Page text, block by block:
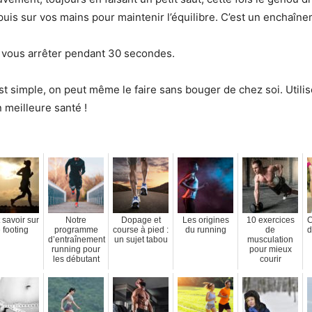
sur vos mains pour maintenir l’équilibre. C’est un
arrêter pendant 30 secondes.
simple, on peut même le faire sans bouger de chez soi.
meilleure santé !
savoir sur
footing
Notre
programme
d’entraînement
running pour
les débutant
Dopage et
course à pied :
un sujet tabou
Les origines
du running
10 exercices
de
musculation
pour mieux
courir